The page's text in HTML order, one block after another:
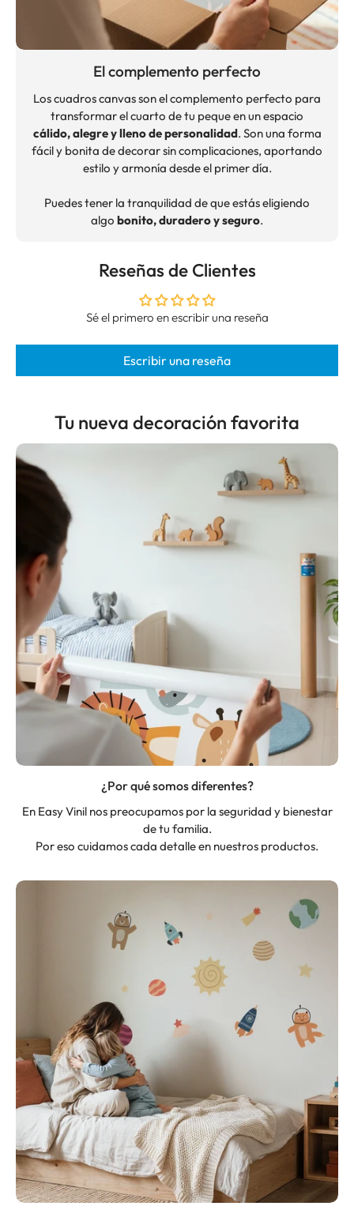
El complemento perfecto
Los cuadros canvas son el complemento perfecto para
transformar el cuarto de tu peque en un espacio
cálido, alegre y lleno de personalidad. Son una forma
fácil y bonita de decorar sin complicaciones, aportando
estilo y armonía desde el primer día.
Puedes tener la tranquilidad de que estás eligiendo
algo bonito, duradero y seguro.
Reseñas de Clientes
Sé el primero en escribir una reseña
Escribir una reseña
Tu nueva decoración favorita
¿Por qué somos diferentes?
En Easy Vinil nos preocupamos por la seguridad y bienestar
de tu familia.
Por eso cuidamos cada detalle en nuestros productos.